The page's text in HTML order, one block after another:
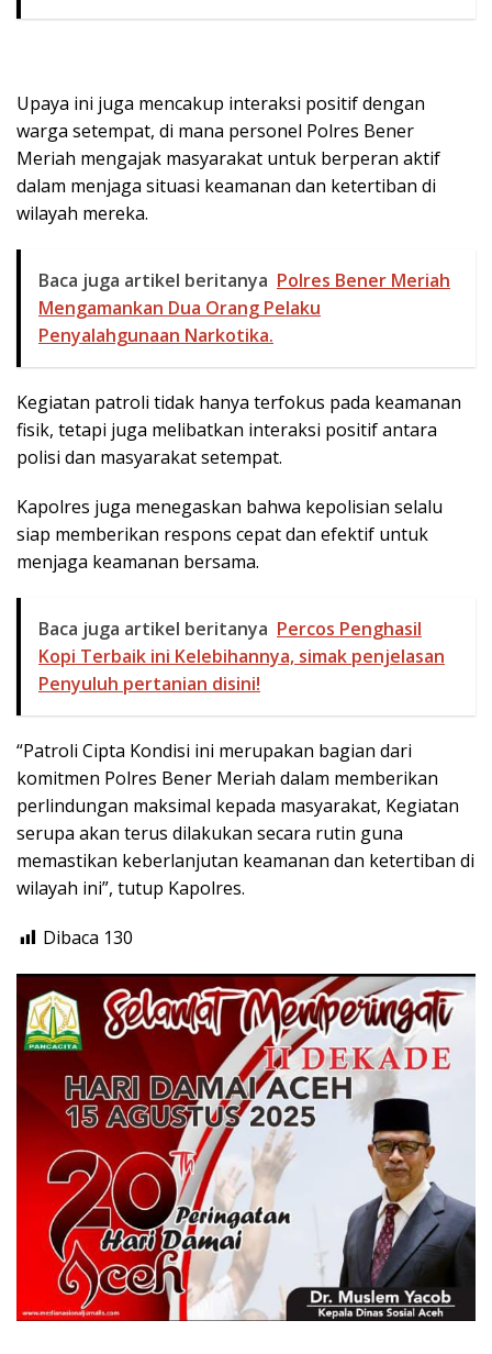
Upaya ini juga mencakup interaksi positif dengan
warga setempat, di mana personel Polres Bener
Meriah mengajak masyarakat untuk berperan aktif
dalam menjaga situasi keamanan dan ketertiban di
wilayah mereka.
Baca juga artikel beritanya Polres Bener Meriah
Mengamankan Dua Orang Pelaku
Penyalahgunaan Narkotika.
Kegiatan patroli tidak hanya terfokus pada keamanan
fisik, tetapi juga melibatkan interaksi positif antara
polisi dan masyarakat setempat.
Kapolres juga menegaskan bahwa kepolisian selalu
siap memberikan respons cepat dan efektif untuk
menjaga keamanan bersama.
Baca juga artikel beritanya Percos Penghasil
Kopi Terbaik ini Kelebihannya, simak penjelasan
Penyuluh pertanian disini!
“Patroli Cipta Kondisi ini merupakan bagian dari
komitmen Polres Bener Meriah dalam memberikan
perlindungan maksimal kepada masyarakat, Kegiatan
serupa akan terus dilakukan secara rutin guna
memastikan keberlanjutan keamanan dan ketertiban di
wilayah ini”, tutup Kapolres.
Dibaca 130